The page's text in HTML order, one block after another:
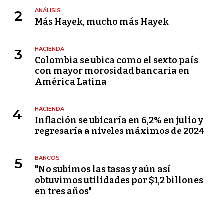
2 ANÁLISIS
Más Hayek, mucho más Hayek
3 HACIENDA
Colombia se ubica como el sexto país
con mayor morosidad bancaria en
América Latina
4 HACIENDA
Inflación se ubicaría en 6,2% en julio y
regresaría a niveles máximos de 2024
5 BANCOS
"No subimos las tasas y aún así
obtuvimos utilidades por $1,2 billones
en tres años"